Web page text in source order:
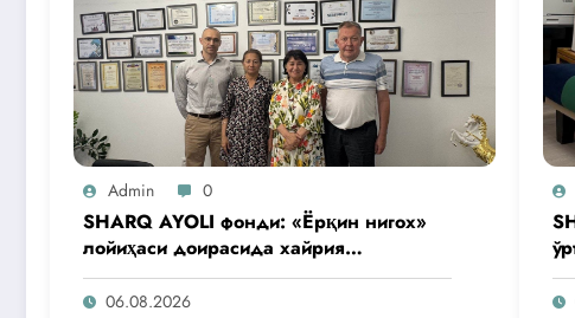
Admin 0
SHARQ AYOLI фонди: «Ёрқин нигох»
лойиҳаси доирасида хайрия
операциялари ўтказилади
06.08.2026